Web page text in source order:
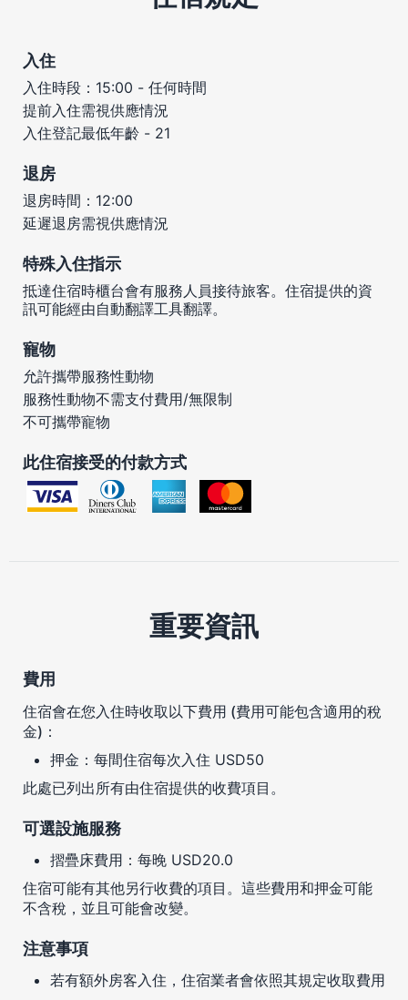
入住
入住時段：15:00 - 任何時間
提前入住需視供應情況
入住登記最低年齡 - 21
退房
退房時間：12:00
延遲退房需視供應情況
特殊入住指示
抵達住宿時櫃台會有服務人員接待旅客。住宿提供的資
訊可能經由自動翻譯工具翻譯。
寵物
允許攜帶服務性動物
服務性動物不需支付費用/無限制
不可攜帶寵物
此住宿接受的付款方式
重要資訊
費用
住宿會在您入住時收取以下費用 (費用可能包含適用的稅
金)：
押金：每間住宿每次入住 USD50
此處已列出所有由住宿提供的收費項目。
可選設施服務
摺疊床費用：每晚 USD20.0
住宿可能有其他另行收費的項目。這些費用和押金可能
不含稅，並且可能會改變。
注意事項
若有額外房客入住，住宿業者會依照其規定收取費用